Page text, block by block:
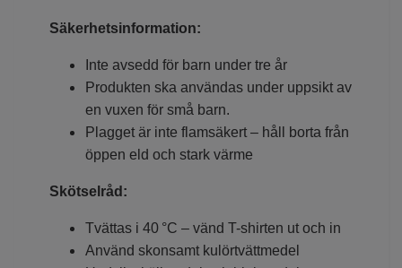
Säkerhetsinformation:
Inte avsedd för barn under tre år
Produkten ska användas under uppsikt av
en vuxen för små barn.
Plagget är inte flamsäkert – håll borta från
öppen eld och stark värme
Skötselråd:
Tvättas i 40 °C – vänd T-shirten ut och in
Använd skonsamt kulörtvättmedel